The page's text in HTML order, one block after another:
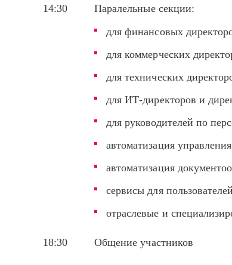
14:30
Паралельные секции:
для финансовых
для коммерческих
для технических
для ИТ-директоров и
для руководителей по
автоматизация
автоматизация
сервисы для
отраслевые и
18:30 Общение участников